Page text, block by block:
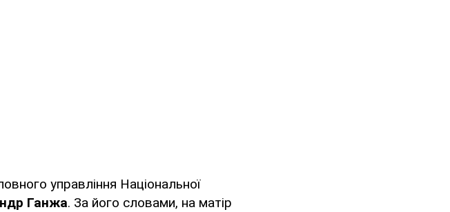
управління Національної
Ганжа. За його словами, на матір